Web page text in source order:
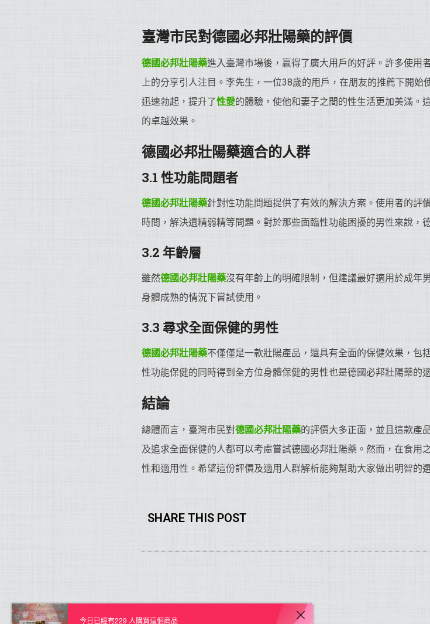
臺灣市民對德國必邦壯陽藥的評價
德國必邦壯陽藥進入臺灣市場後，贏得了廣大用戶的好評。許多使用
上的分享引人注目。李先生，一位38歲的用戶，在朋友的推薦下開
迅速勃起，提升了性愛的體驗，使他和妻子之間的性生活更加美滿。
的卓越效果。
德國必邦壯陽藥適合的人群
3.1 性功能問題者
德國必邦壯陽藥針對性功能問題提供了有效的解決方案。使用者的評
時間，解決遺精弱精等問題。對於那些面臨性功能困擾的男性來說，
3.2 年齡層
雖然德國必邦壯陽藥沒有年齡上的明確限制，但建議最好適用於成年
身體成熟的情況下嘗試使用。
3.3 尋求全面保健的男性
德國必邦壯陽藥不僅僅是一款壯陽產品，還具有全面的保健效果，包
性功能保健的同時得到全方位身體保健的男性也是德國必邦壯陽藥的
結論
總體而言，臺灣市民對德國必邦壯陽藥的評價大多正面，並且這款產
及追求全面保健的人都可以考慮嘗試德國必邦壯陽藥。然而，在食用
性和適用性。希望這份評價及適用人群解析能夠幫助大家做出明智的
SHARE THIS POST
今日已經有229 人購買這個商品